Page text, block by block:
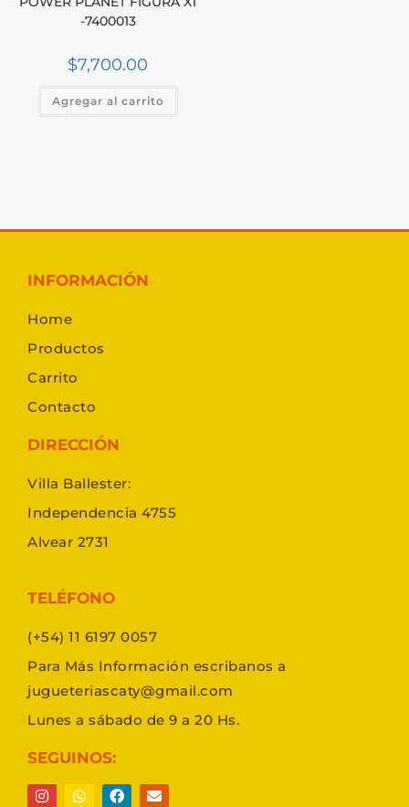
-7400013
$7,700.00
Agregar al carrito
INFORMACIÓN
Home
Productos
Carrito
Contacto
DIRECCIÓN
Villa Ballester:
Independencia 4755
Alvear 2731
TELÉFONO
(+54) 11 6197 0057
Para Más Información escribanos a
jugueteriascaty@gmail.com
Lunes a sábado de 9 a 20 Hs.
SEGUINOS: